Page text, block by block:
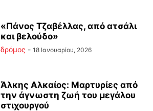
«Πάνος Τζαβέλλας, από ατσάλι
και βελούδο»
δρόμος - 18 Ιανουαρίου, 2026
Άλκης Αλκαίος: Μαρτυρίες από
την άγνωστη ζωή του μεγάλου
στιχουργού